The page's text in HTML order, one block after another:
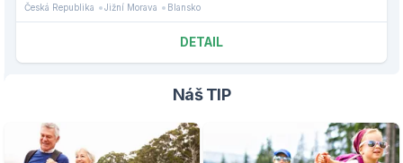
Česká Republika Jižní Morava Blansko
DETAIL
Náš TIP